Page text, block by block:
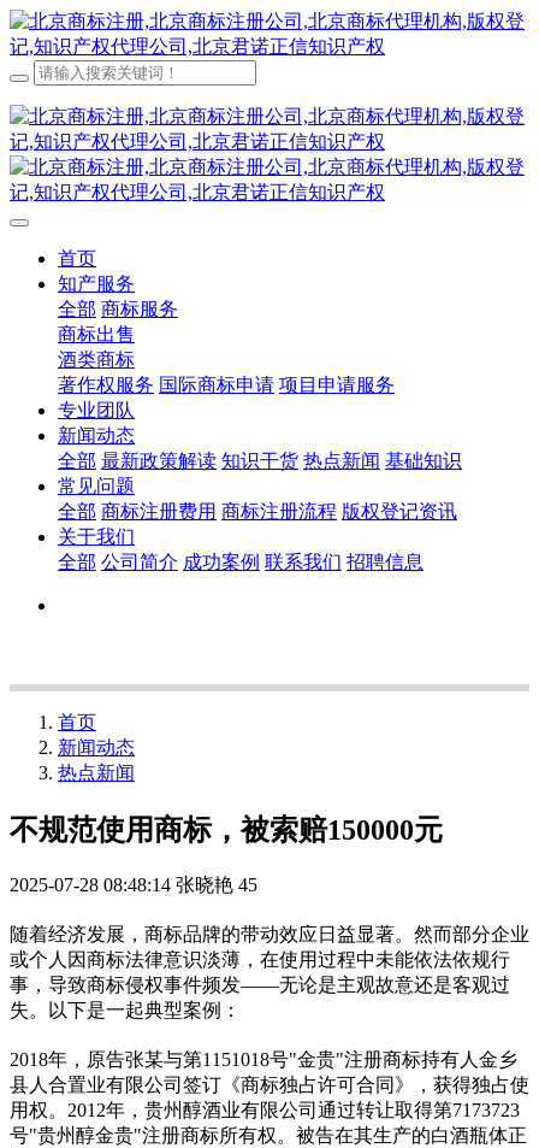
首页
知产服务
全部 商标服务
商标出售
酒类商标
著作权服务 国际商标申请 项目申请服务
专业团队
新闻动态
全部 最新政策解读 知识干货 热点新闻 基础知识
常见问题
全部 商标注册费用 商标注册流程 版权登记资讯
关于我们
全部 公司简介 成功案例 联系我们 招聘信息
首页
新闻动态
热点新闻
不规范使用商标，被索赔150000元
2025-07-28 08:48:14 张晓艳 45
随着经济发展，商标品牌的带动效应日益显著。然而部分企业
或个人因商标法律意识淡薄，在使用过程中未能依法依规行
事，导致商标侵权事件频发——无论是主观故意还是客观过
失。以下是一起典型案例：
2018年，原告张某与第1151018号"金贵"注册商标持有人金乡
县人合置业有限公司签订《商标独占许可合同》，获得独占使
用权。2012年，贵州醇酒业有限公司通过转让取得第7173723
号"贵州醇金贵"注册商标所有权。被告在其生产的白酒瓶体正